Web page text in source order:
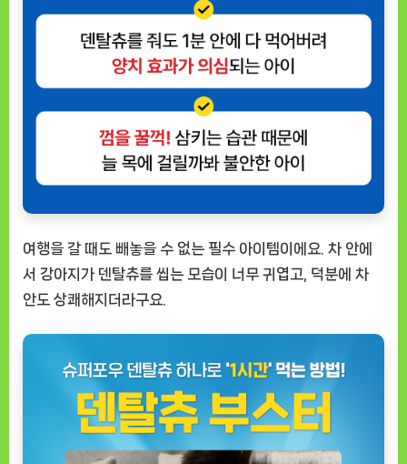
여행을 갈 때도 빼놓을 수 없는 필수 아이템이에요. 차 안에
서 강아지가 덴탈츄를 씹는 모습이 너무 귀엽고, 덕분에 차
안도 상쾌해지더라구요.